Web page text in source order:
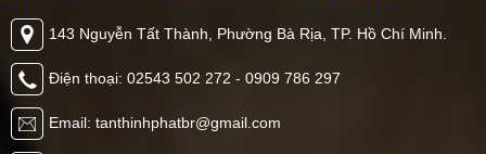
143 Nguyễn Tất Thành, Phường Bà Rịa, TP. Hồ Chí Minh.
Điện thoại: 02543 502 272 - 0909 786 297
Email: tanthinhphatbr@gmail.com